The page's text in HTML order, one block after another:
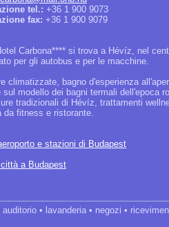
tel.: +36 1 900 9073
fax: +36 1 900 9079
Carbona**** si trova a Hévíz, nel
per gli autobus e per le macchine.
climatizzate, bagno d'esperienza
sul modello dei bagni termali dell'epoca
tradizionali di Hévíz, trattamenti
da fitness e ristorante.
e stazioni di Budapest
a Budapest
auditorio • lavanderia • negozi •